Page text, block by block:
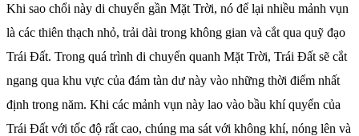
Khi sao chổi này di chuyển gần Mặt Trời, nó để lại nhiều mảnh vụn
là các thiên thạch nhỏ, trải dài trong không gian và cắt qua quỹ đạo
Trái Đất. Trong quá trình di chuyển quanh Mặt Trời, Trái Đất sẽ cắt
ngang qua khu vực của đám tàn dư này vào những thời điểm nhất
định trong năm. Khi các mảnh vụn này lao vào bầu khí quyển của
Trái Đất với tốc độ rất cao, chúng ma sát với không khí, nóng lên và